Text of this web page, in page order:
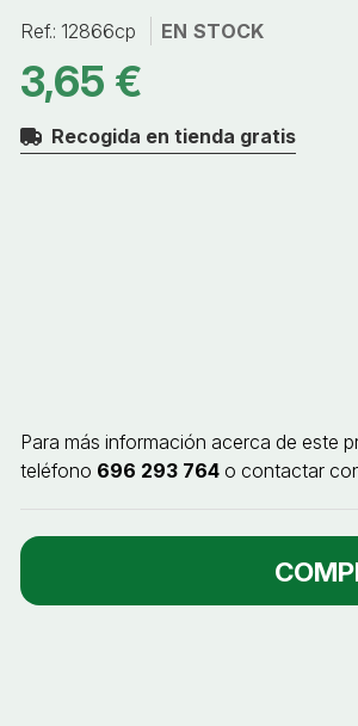
Ref.: 12866cp EN STOCK
3,65 €
Recogida en tienda gratis
Para más información acerca de este
teléfono 696 293 764o contactar